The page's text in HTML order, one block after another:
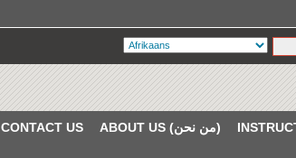
CONTACT US ABOUT US (من نحن)